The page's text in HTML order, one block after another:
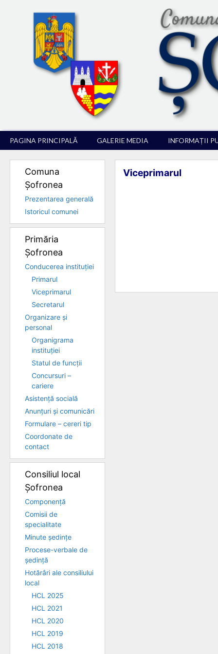
PAGINA PRINCIPALĂ GALERIE MEDIA INFORMAȚII
Viceprimarul
Comuna
Șofronea
Prezentarea generală
Istoricul comunei
Primăria
Șofronea
Conducerea instituției
Primarul
Viceprimarul
Secretarul
Organizare și
personal
Organigrama
instituției
Statul de funcții
Concursuri –
cariere
Asistență socială
Anunțuri și comunicări
Formulare – cereri tip
Coordonate de
contact
Consiliul local
Șofronea
Componență
Comisii de
specialitate
Minute ședințe
Procese-verbale de
ședință
Hotărâri ale consiliului
local
HCL 2025
HCL 2021
HCL 2020
HCL 2019
HCL 2018